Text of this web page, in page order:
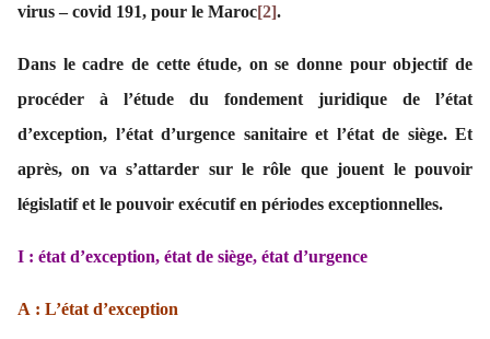
virus – covid 191, pour le Maroc[2].
Dans le cadre de cette étude, on se donne pour objectif de
procéder à l’étude du fondement juridique de l’état
d’exception, l’état d’urgence sanitaire et l’état de siège. Et
après, on va s’attarder sur le rôle que jouent le pouvoir
législatif et le pouvoir exécutif en périodes exceptionnelles.
I : état d’exception, état de siège, état d’urgence
A : L’état d’exception